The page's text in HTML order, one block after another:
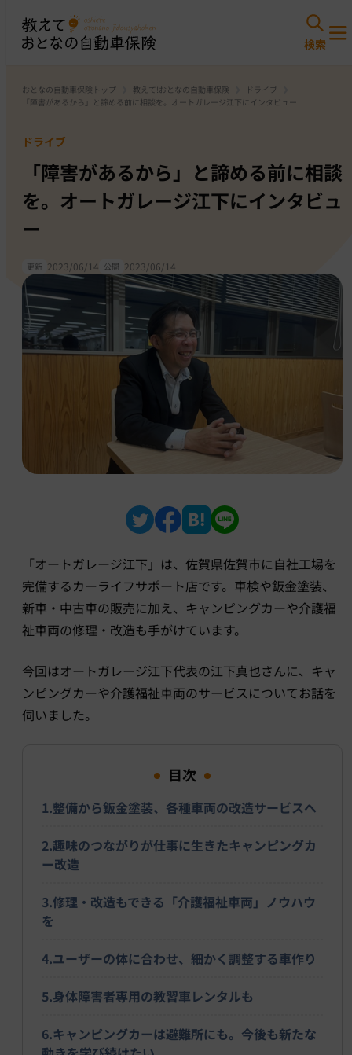
おとなの自動車保険トップ 教えて!おとなの自動車保険
ドライブ
「障害があるから」と諦める前に相談を。オートガレージ江下にインタビュー
ドライブ
「障害があるから」と諦める前に相談
を。オートガレージ江下にインタビュ
ー
更新 2023/06/14 公開 2023/06/14
「オートガレージ江下」は、佐賀県佐賀市に自社工場を
完備するカーライフサポート店です。車検や鈑金塗装、
新車・中古車の販売に加え、キャンピングカーや介護福
祉車両の修理・改造も手がけています。
今回はオートガレージ江下代表の江下真也さんに、キャ
ンピングカーや介護福祉車両のサービスについてお話を
伺いました。
目次
1.整備から鈑金塗装、各種車両の改造サービスへ
2.趣味のつながりが仕事に生きたキャンピングカ
ー改造
3.修理・改造もできる「介護福祉車両」ノウハウ
を
4.ユーザーの体に合わせ、細かく調整する車作り
5.身体障害者専用の教習車レンタルも
6.キャンピングカーは避難所にも。今後も新たな